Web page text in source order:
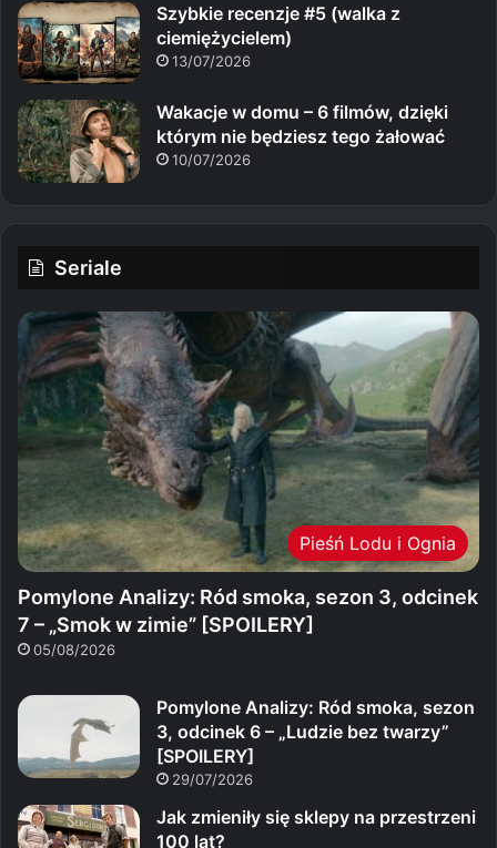
Szybkie recenzje #5 (walka z
ciemiężycielem)
13/07/2026
Wakacje w domu – 6 filmów, dzięki
którym nie będziesz tego żałować
10/07/2026
Seriale
Pieśń Lodu i Ognia
Pomylone Analizy: Ród smoka, sezon 3, odcinek
7 – „Smok w zimie” [SPOILERY]
05/08/2026
Pomylone Analizy: Ród smoka, sezon
3, odcinek 6 – „Ludzie bez twarzy”
[SPOILERY]
29/07/2026
Jak zmieniły się sklepy na przestrzeni
100 lat?